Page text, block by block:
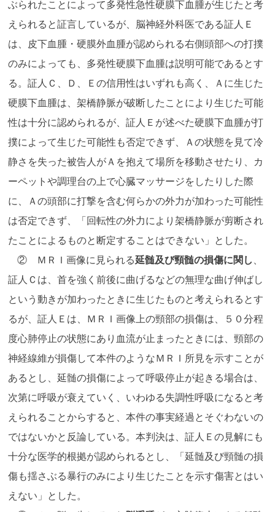
ぶられたことによって多発性急性硬膜下血腫が生じたと考
えられると証言しているが、脳神経外科医である証人Ｅ
は、皮下血腫・硬膜外血腫が認められる右側頭部への打撲
のみによっても、多発性硬膜下血腫は説明可能であるとす
る。証人Ｃ、Ｄ、Ｅの信用性はいずれも高く、Ａに生じた
硬膜下血腫は、架橋静脈が破断したことにより生じた可能
性は十分に認められるが、証人Ｅが述べた硬膜下血腫が打
撲によって生じた可能性も否定できず、Ａの状態を見て冷
静さを失った被告人がＡを抱えて場所を移動させたり、カ
ーペットや調理台の上で心臓マッサージをしたりした際
に、Ａの頭部に打撃を含む何らかの外力が加わった可能性
は否定できず、「回転性の外力により架橋静脈が剪断され
たことによるものと断定することはできない」とした。
② ＭＲＩ画像に見られる延髄及び頸髄の損傷に関し 、
証人Ｃは、首を強く前後に曲げるなどの無理な曲げ伸ばし
という動きが加わったときに生じたものと考えられるとす
るが、証人Ｅは、ＭＲＩ画像上の頸部の損傷は、５０分程
度心肺停止の状態にあり血流が止まったときには、頸部の
神経線維が損傷して本件のようなＭＲＩ所見を示すことが
あるとし、延髄の損傷によって呼吸停止が起きる場合は、
次第に呼吸が衰えていく、いわゆる失調性呼吸になると考
えられることからすると、本件の事実経過とそぐわないの
ではないかと反論している。本判決は、証人Ｅの見解にも
十分な医学的根拠が認められるとし、「延髄及び頸髄の損
傷も揺さぶる暴行のみにより生じたことを示す傷害とはい
えない」とした。